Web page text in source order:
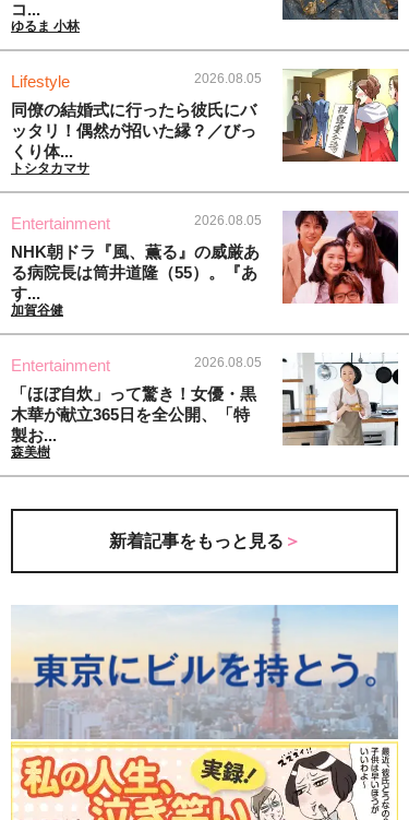
コ...
ゆるま 小林
Lifestyle 2026.08.05
同僚の結婚式に行ったら彼氏にバ
ッタリ！偶然が招いた縁？／びっ
くり体...
トシタカマサ
Entertainment 2026.08.05
NHK朝ドラ『風、薫る』の威厳あ
る病院長は筒井道隆（55）。『あ
す...
加賀谷健
Entertainment 2026.08.05
「ほぼ自炊」って驚き！女優・黒
木華が献立365日を全公開、「特
製お...
森美樹
新着記事をもっと見る